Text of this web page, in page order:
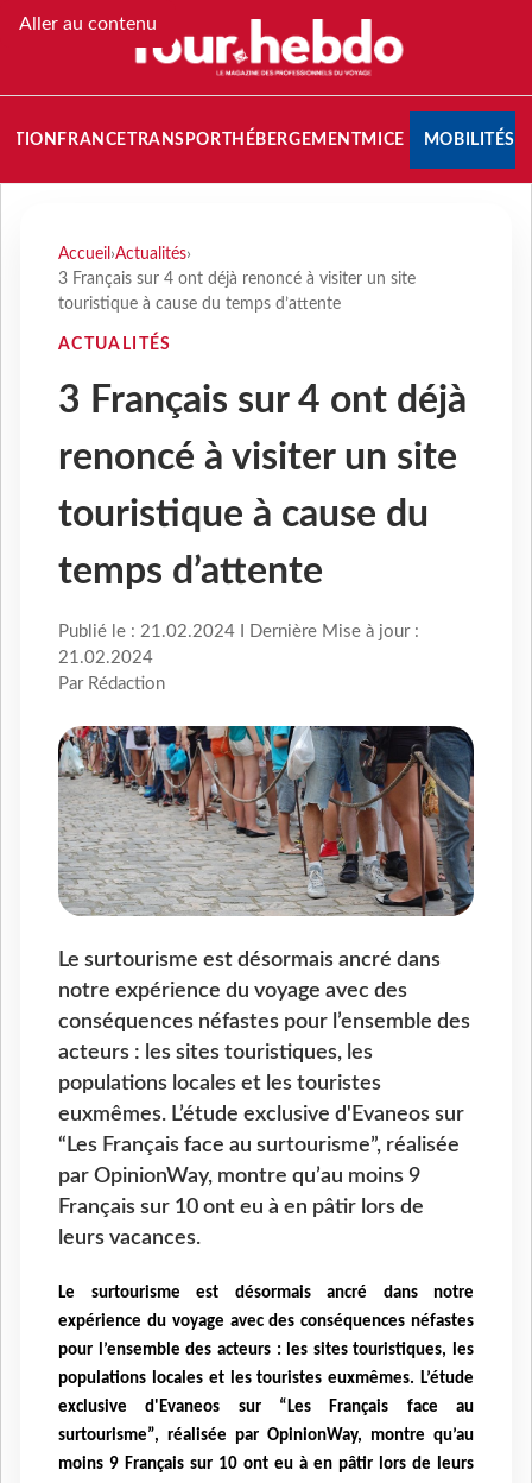
Aller au contenu
FRANCETRANSPORT HÉBERGEMENTMICE MOBILITÉS
Accueil ›Actualités›
3 Français sur 4 ont déjà renoncé à visiter un site
touristique à cause du temps d’attente
ACTUALITÉS
3 Français sur 4 ont déjà
renoncé à visiter un site
touristique à cause du
temps d’attente
Publié le : 21.02.2024 I Dernière Mise à jour :
21.02.2024
Par Rédaction
Le surtourisme est désormais ancré dans
notre expérience du voyage avec des
conséquences néfastes pour l’ensemble des
acteurs : les sites touristiques, les
populations locales et les touristes
euxmêmes. L’étude exclusive d'Evaneos sur
“Les Français face au surtourisme”, réalisée
par OpinionWay, montre qu’au moins 9
Français sur 10 ont eu à en pâtir lors de
leurs vacances.
Le surtourisme est désormais ancré dans notre
expérience du voyage avec des conséquences néfastes
pour l’ensemble des acteurs : les sites touristiques, les
populations locales et les touristes euxmêmes. L’étude
exclusive d'Evaneos sur “Les Français face au
surtourisme”, réalisée par OpinionWay, montre qu’au
moins 9 Français sur 10 ont eu à en pâtir lors de leurs